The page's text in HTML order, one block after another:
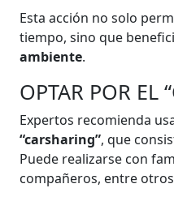
Esta acción no solo
tiempo, sino que
ambiente.
OPTAR POR EL
Expertos recomienda
“carsharing”, que
Puede realizarse con
compañeros, entre